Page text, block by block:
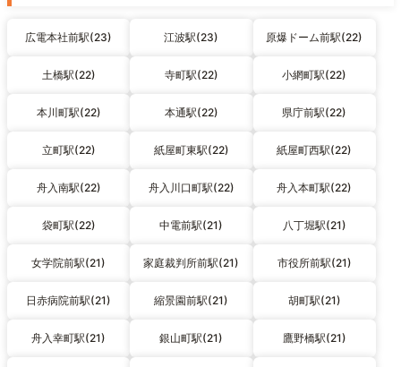
広電本社前駅(23) 江波駅(23) 原爆ドーム前駅(22)
土橋駅(22) 寺町駅(22) 小網町駅(22)
本川町駅(22) 本通駅(22) 県庁前駅(22)
立町駅(22) 紙屋町東駅(22) 紙屋町西駅(22)
舟入南駅(22) 舟入川口町駅(22) 舟入本町駅(22)
袋町駅(22) 中電前駅(21) 八丁堀駅(21)
女学院前駅(21) 家庭裁判所前駅(21) 市役所前駅(21)
日赤病院前駅(21) 縮景園前駅(21) 胡町駅(21)
舟入幸町駅(21) 銀山町駅(21) 鷹野橋駅(21)